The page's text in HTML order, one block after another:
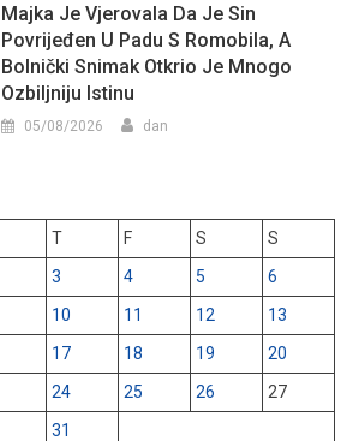
Majka Je Vjerovala Da Je Sin
Povrijeđen U Padu S Romobila, A
Bolnički Snimak Otkrio Je Mnogo
Ozbiljniju Istinu
05/08/2026 dan
T F S
S
3 4 5
6
10 11 12
13
17 18 19
20
24 25 26
27
31